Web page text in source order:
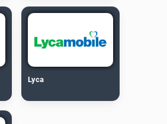
Lyca